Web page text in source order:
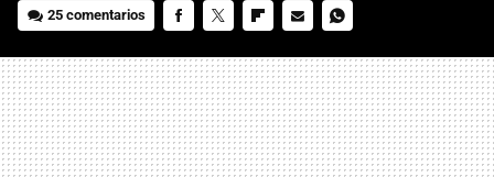
25 comentarios
MAIL